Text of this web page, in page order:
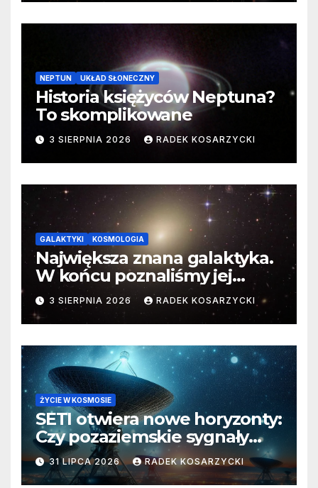
NEPTUN UKŁAD SŁONECZNY
Historia księżyców Neptuna?
To skomplikowane
3 SIERPNIA 2026 RADEK KOSARZYCKI
GALAKTYKI KOSMOLOGIA
Największa znana galaktyka.
W końcu poznaliśmy jej
faktyczne wymiary
3 SIERPNIA 2026 RADEK KOSARZYCKI
ŻYCIE W KOSMOSIE
SETI otwiera nowe horyzonty:
Czy pozaziemskie sygnały
czekają w nieoczekiwanych
miejscach?
31 LIPCA 2026 RADEK KOSARZYCKI